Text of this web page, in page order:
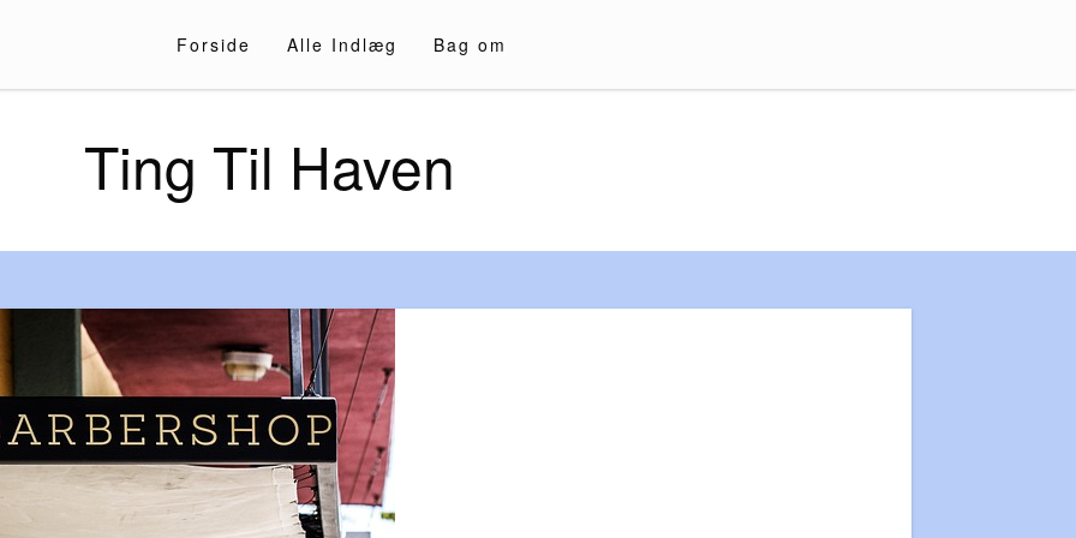
Forside Alle Indlæg Bag om
Ting Til Haven